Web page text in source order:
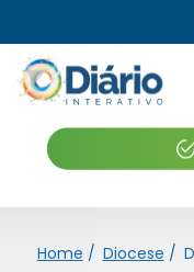
Home / Diocese /